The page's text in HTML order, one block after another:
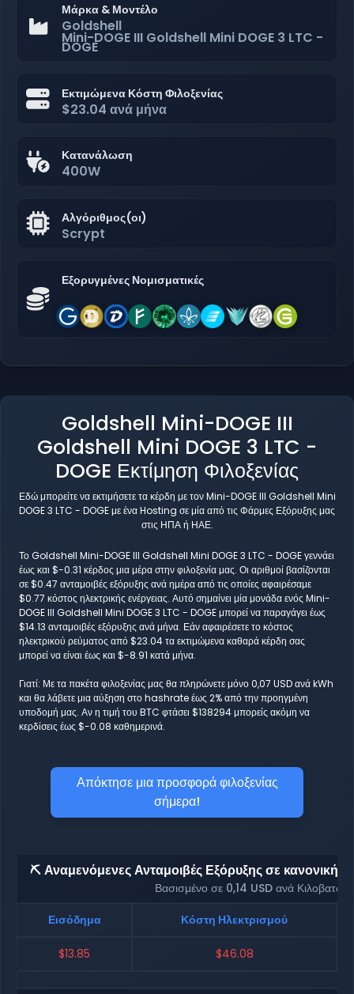
Μάρκα & Μοντέλο
Goldshell
Mini-DOGE III Goldshell Mini DOGE 3 LTC -
DOGE
Εκτιμώμενα Κόστη Φιλοξενίας
$23.04 ανά μήνα
Κατανάλωση
400W
Αλγόριθμος(οι)
Scrypt
Εξορυγμένες Νομισματικές
Goldshell Mini-DOGE III
Goldshell Mini DOGE 3 LTC -
DOGE Εκτίμηση Φιλοξενίας
Εδώ μπορείτε να εκτιμήσετε τα κέρδη με τον Mini-DOGE III Goldshell Mini
DOGE 3 LTC - DOGE με ένα Hosting σε μία από τις Φάρμες Εξόρυξης μας
στις ΗΠΑ ή ΗΑΕ.
Το Goldshell Mini-DOGE III Goldshell Mini DOGE 3 LTC - DOGE γεννάει
έως και $-0.31 κέρδος μια μέρα στην φιλοξενία μας. Οι αριθμοί βασίζονται
σε $0.47 ανταμοιβές εξόρυξης ανά ημέρα από τις οποίες αφαιρέσαμε
$0.77 κόστος ηλεκτρικής ενέργειας. Αυτό σημαίνει μία μονάδα ενός Mini-
DOGE III Goldshell Mini DOGE 3 LTC - DOGE μπορεί να παραγάγει έως
$14.13 ανταμοιβές εξόρυξης ανά μήνα. Εάν αφαιρέσετε το κόστος
ηλεκτρικού ρεύματος από $23.04 τα εκτιμώμενα καθαρά κέρδη σας
μπορεί να είναι έως και $-8.91 κατά μήνα.
Γιατί: Με τα πακέτα φιλοξενίας μας θα πληρώνετε μόνο 0,07 USD ανά kWh
και θα λάβετε μια αύξηση στο hashrate έως 2% από την προηγμένη
υποδομή μας. Αν η τιμή του BTC φτάσει $138294 μπορείς ακόμη να
κερδίσεις έως $-0.08 καθημερινά.
Απόκτησε μια προσφορά φιλοξενίας
σήμερα!
⛏️ Αναμενόμενες Ανταμοιβές Εξόρυξης σε κανονική
Βασισμένο σε 0,14 USD ανά
Εισόδημα
Κόστη Ηλεκτρισμού
$13.85 $46.08